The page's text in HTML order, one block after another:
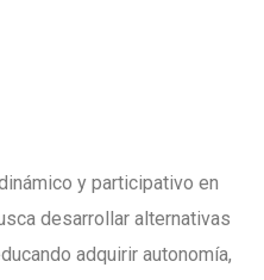
y participativo en
desarrollar alternativas
adquirir autonomía,